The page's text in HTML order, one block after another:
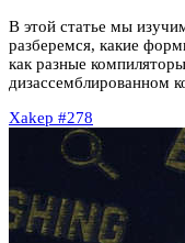
В этой статье мы
разберемся, какие
как разные
дизассемблированном
Xakep #278